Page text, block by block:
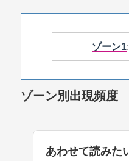
ゾーン1
ゾーン別出現頻度
あわせて読みた